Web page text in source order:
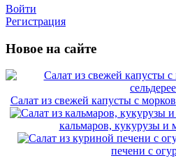
Войти
Регистрация
Новое на сайте
Салат из свежей капусты с
кальмаров, кукурузы и
печени с